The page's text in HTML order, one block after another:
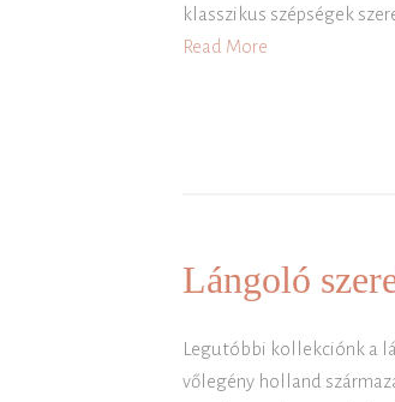
klasszikus szépségek
Read More
Lángoló
Legutóbbi kollekciónk a
vőlegény holland